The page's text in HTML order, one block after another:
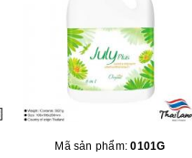
Mã sản phẩm:0101G